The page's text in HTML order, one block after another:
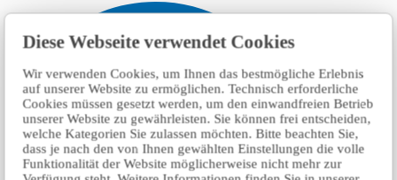
Diese Webseite verwendet Cookies
Wir verwenden Cookies, um Ihnen das bestmögliche Erlebnis
auf unserer Website zu ermöglichen. Technisch erforderliche
Cookies müssen gesetzt werden, um den einwandfreien Betrieb
unserer Website zu gewährleisten. Sie können frei entscheiden,
welche Kategorien Sie zulassen möchten. Bitte beachten Sie,
dass je nach den von Ihnen gewählten Einstellungen die volle
Funktionalität der Website möglicherweise nicht mehr zur